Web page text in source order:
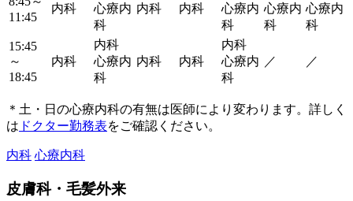
11:45
内科
心療内
科
内科 内科
心療内
科
心療内
科
心療内
科
15:45
～
18:45
内科
内科
心療内
科
内科 内科
内科
心療内
科
／ ／
＊土・日の心療内科の有無は医師により変わります。詳しく
は ドクター勤務表をご確認ください。
内科 心療内科
皮膚科・毛髪外来